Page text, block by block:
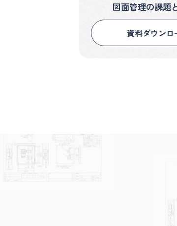
図面管理の課題
資料ダウンロ